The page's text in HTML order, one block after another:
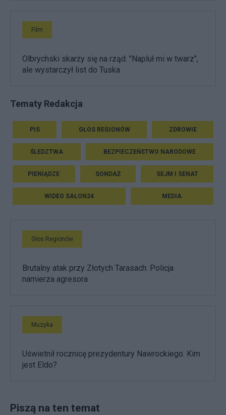
Film
Olbrychski skarży się na rząd. "Napluł mi w twarz",
ale wystarczył list do Tuska
Tematy Redakcja
PIS GŁOS REGIONÓW ZDROWIE
ŚLEDZTWA BEZPIECZEŃSTWO NARODOWE
PIENIĄDZE SONDAŻ SEJM I SENAT
WIDEO SALON24 MEDIA
Głos Regionów
Brutalny atak przy Złotych Tarasach. Policja
namierza agresora
Muzyka
Uświetnił rocznicę prezydentury Nawrockiego. Kim
jest Eldo?
Piszą na ten temat